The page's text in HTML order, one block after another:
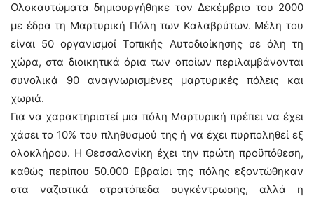
Ολοκαυτώματα δημιουργήθηκε τον Δεκέμβριο του 2000
με έδρα τη Μαρτυρική Πόλη των Καλαβρύτων. Μέλη του
είναι 50 οργανισμοί Τοπικής Αυτοδιοίκησης σε όλη τη
χώρα, στα διοικητικά όρια των οποίων περιλαμβάνονται
συνολικά 90 αναγνωρισμένες μαρτυρικές πόλεις και
χωριά.
Για να χαρακτηριστεί μια πόλη Μαρτυρική πρέπει να έχει
χάσει το 10% του πληθυσμού της ή να έχει πυρποληθεί εξ
ολοκλήρου. Η Θεσσαλονίκη έχει την πρώτη προϋπόθεση,
καθώς περίπου 50.000 Εβραίοι της πόλης εξοντώθηκαν
στα ναζιστικά στρατόπεδα συγκέντρωσης, αλλά η